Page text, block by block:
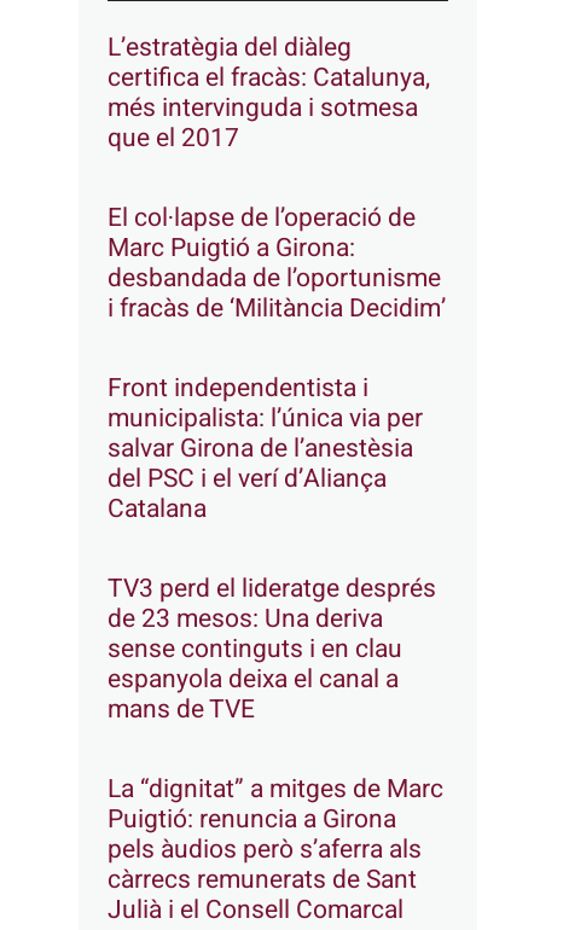
L’estratègia del diàleg
certifica el fracàs: Catalunya,
més intervinguda i sotmesa
que el 2017
El col·lapse de l’operació de
Marc Puigtió a Girona:
desbandada de l’oportunisme
i fracàs de ‘Militància Decidim’
Front independentista i
municipalista: l’única via per
salvar Girona de l’anestèsia
del PSC i el verí d’Aliança
Catalana
TV3 perd el lideratge després
de 23 mesos: Una deriva
sense continguts i en clau
espanyola deixa el canal a
mans de TVE
La “dignitat” a mitges de Marc
Puigtió: renuncia a Girona
pels àudios però s’aferra als
càrrecs remunerats de Sant
Julià i el Consell Comarcal